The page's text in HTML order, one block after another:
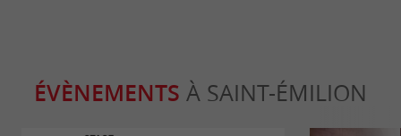
ÉVÈNEMENTS À SAINT-ÉMILION